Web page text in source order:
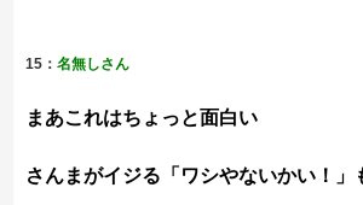
15：名無しさん
まあこれはちょっと面白い
さんまがイジる「ワシやないかい！」